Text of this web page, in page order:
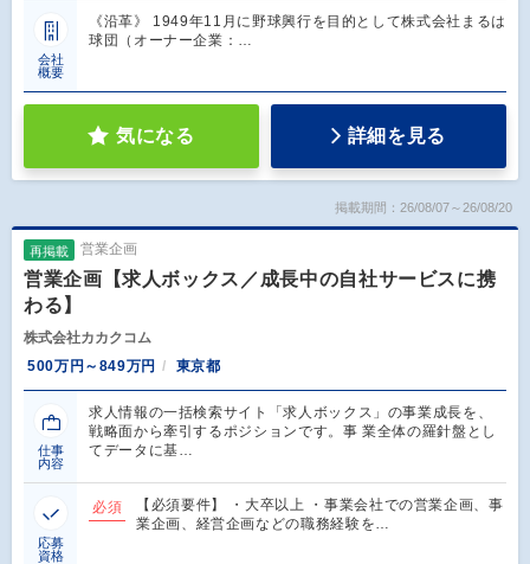
会社
概要
《沿革》 1949年11月に野球興行を目的として株式会社まるは
球団（オーナー企業：…
気になる 詳細を見る
掲載期間：26/08/07～26/08/20
再掲載 営業企画
営業企画【求人ボックス／成長中の自社サービスに携
わる】
株式会社カカクコム
500万円～849万円
東京都
仕事
内容
求人情報の一括検索サイト「求人ボックス」の事業成長を、
戦略面から牽引するポジションです。事 業全体の羅針盤とし
てデータに基…
応募
資格
必須
【必須要件】 ・大卒以上 ・事業会社での営業企画、事
業企画、経営企画などの職務経験を…